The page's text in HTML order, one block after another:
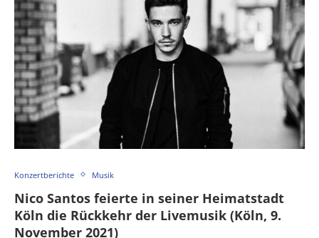
Konzertberichte Musik
Nico Santos feierte in seiner Heimatstadt
Köln die Rückkehr der Livemusik (Köln, 9.
November 2021)